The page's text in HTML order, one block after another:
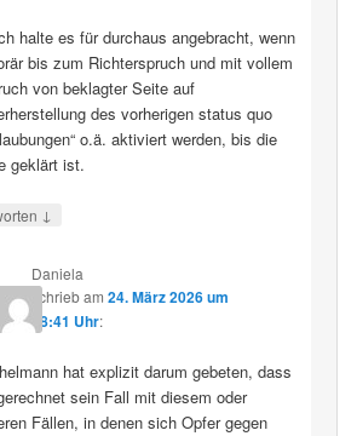
halte es für durchaus angebracht, wenn
bis zum Richterspruch und mit vollem
von beklagter Seite auf
des vorherigen status quo
o.ä. aktiviert werden, bis die
geklärt ist.
↓
Daniela
schriebam 24. März 2026 um
08:41 Uhr:
hat explizit darum gebeten, dass
sein Fall mit diesem oder
Fällen, in denen sich Opfer gegen